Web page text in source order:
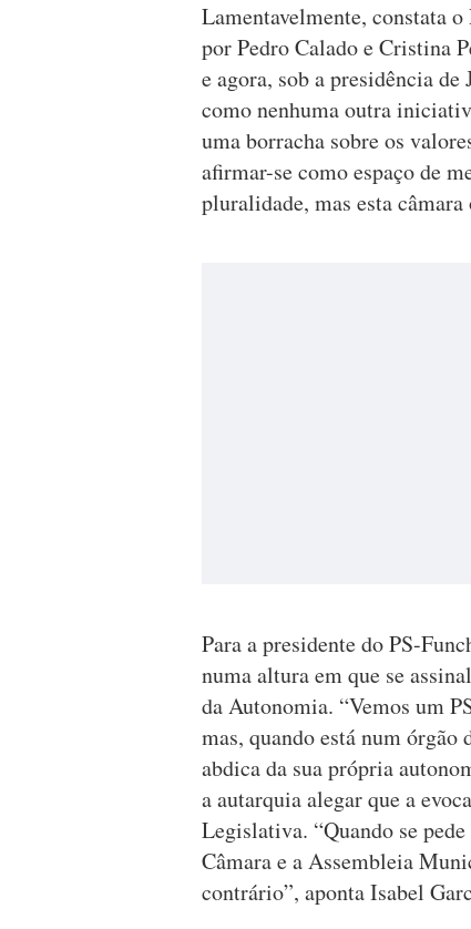
Lamentavelmente, constata
por Pedro Calado e Cristina
e agora, sob a presidência de
como nenhuma outra
uma borracha sobre os
afirmar-se como espaço de
pluralidade, mas esta
Para a presidente do PS-
numa altura em que se
da Autonomia. “Vemos um
mas, quando está num
abdica da sua própria
a autarquia alegar que a
Legislativa. “Quando se
Câmara e a Assembleia
contrário”, aponta Isabel